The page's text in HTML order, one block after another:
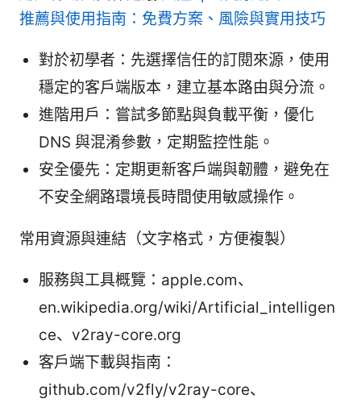
推薦與使用指南：免費方案、風險與實用技巧
對於初學者：先選擇信任的訂閱來源，使用
穩定的客戶端版本，建立基本路由與分流。
進階用戶：嘗試多節點與負載平衡，優化
DNS 與混淆參數，定期監控性能。
安全優先：定期更新客戶端與韌體，避免在
不安全網路環境長時間使用敏感操作。
常用資源與連結（文字格式，方便複製）
服務與工具概覽：apple.com、
en.wikipedia.org/wiki/Artificial_intelligen
ce、v2ray-core.org
客戶端下載與指南：
github.com/v2fly/v2ray-core、